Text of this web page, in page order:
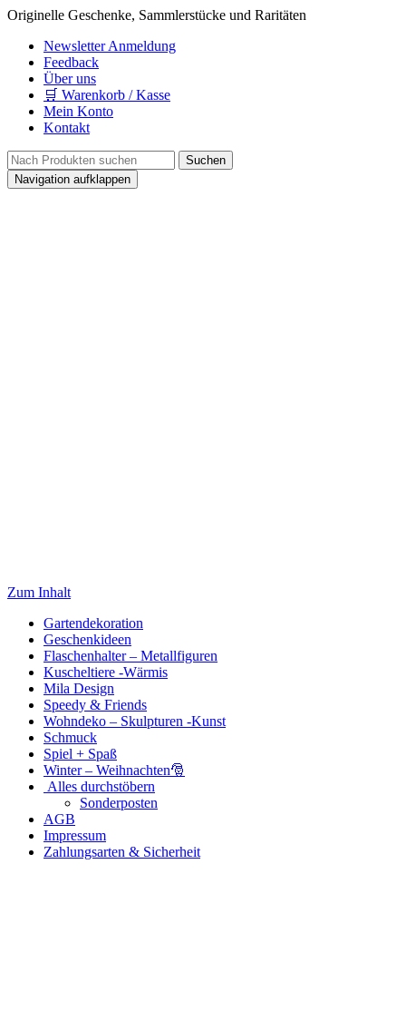
Originelle Geschenke, Sammlerstücke und Raritäten
Newsletter Anmeldung
Feedback
Über uns
🛒 Warenkorb / Kasse
Mein Konto
Kontakt
Navigation aufklappen
Zum Inhalt
Gartendekoration
Geschenkideen
Flaschenhalter – Metallfiguren
Kuscheltiere -Wärmis
Mila Design
Speedy & Friends
Wohndeko – Skulpturen -Kunst
Schmuck
Spiel + Spaß
Winter – Weihnachten🎅
Alles durchstöbern
Sonderposten
AGB
Impressum
Zahlungsarten & Sicherheit